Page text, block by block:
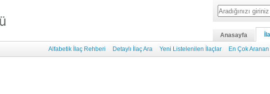
Anasayfa
Alfabetik İlaç Rehberi
Detaylı İlaç Ara Yeni Listelenilen İlaçlar En Çok